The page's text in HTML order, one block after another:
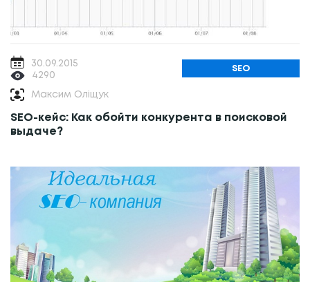
30.09.2015
4290
SEO
Максим Оліщук
SEO-кейс: Как обойти конкурента в поисковой
выдаче?